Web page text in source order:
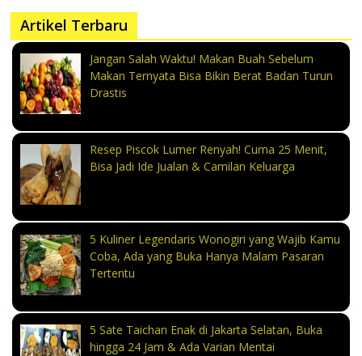
Artikel Terbaru
Jangan Salah Waktu! Makan Buah Sebelum
Makan Ternyata Bisa Bikin Berat Badan Turun
Drastis
Resep Piscok Lumer Renyah! Cuma 25 Menit,
Bisa Jadi Ide Jualan & Camilan Keluarga
5 Kuliner Legendaris Wonogiri yang Wajib Kamu
Coba, Ada yang Buka Hanya Malam Pasaran
Tertentu
5 Sate Taichan Enak di Jakarta Selatan, Buka
hingga 24 Jam & Ada Varian Mentai